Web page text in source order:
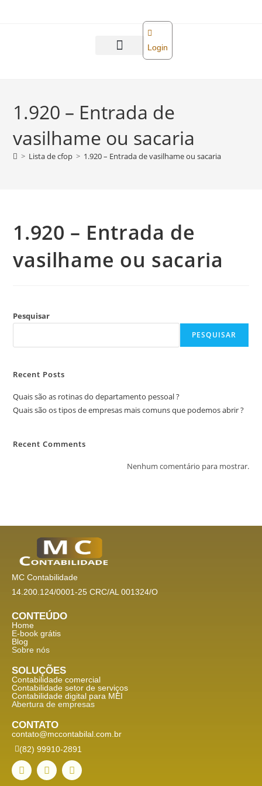
Login
1.920 – Entrada de
vasilhame ou sacaria
> Lista de cfop > 1.920 – Entrada de vasilhame ou sacaria
1.920 – Entrada de
vasilhame ou sacaria
Pesquisar
PESQUISAR
Recent Posts
Quais são as rotinas do departamento pessoal ?
Quais são os tipos de empresas mais comuns que podemos abrir ?
Recent Comments
Nenhum comentário para mostrar.
MC Contabilidade
14.200.124/0001-25 CRC/AL 001324/O
CONTEÚDO
Home
E-book grátis
Blog
Sobre nós
SOLUÇÕES
Contabilidade comercial
Contabilidade setor de serviços
Contabilidade digital para MEI
Abertura de empresas
CONTATO
contato@mccontabilal.com.br
(82) 99910-2891